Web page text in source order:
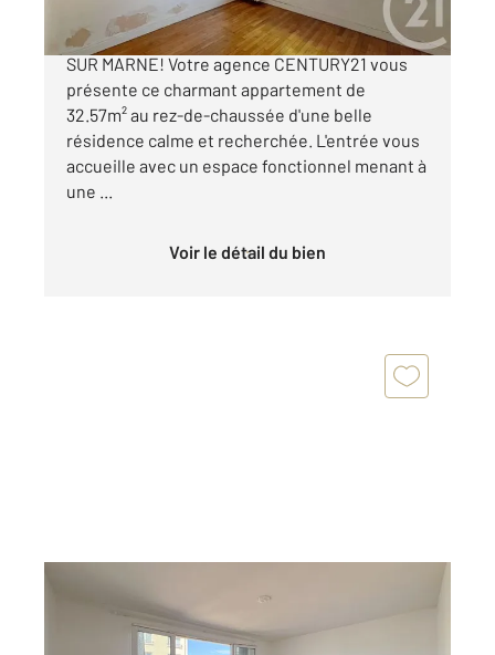
Appartement F1bis à vendre à LE PERREUX
SUR MARNE! Votre agence CENTURY21 vous
présente ce charmant appartement de
32.57m² au rez-de-chaussée d'une belle
résidence calme et recherchée. L'entrée vous
accueille avec un espace fonctionnel menant à
une ...
Voir le détail du bien
LE PERREUX SUR MARNE 94
, 2 pièces
Ref : 1547